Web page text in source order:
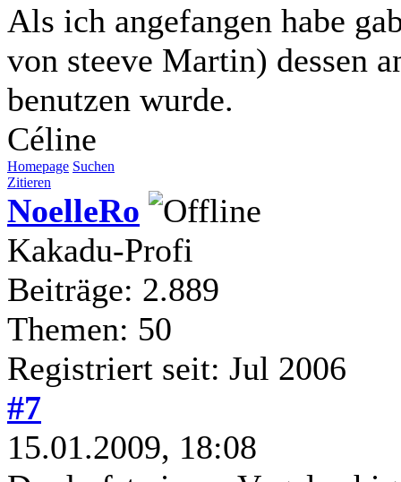
Als ich angefangen habe
von steeve Martin) dessen
benutzen wurde.
Céline
Homepage Suchen
Zitieren
NoelleRo
Kakadu-Profi
Beiträge: 2.889
Themen: 50
Registriert seit: Jul 2006
#7
15.01.2009, 18:08